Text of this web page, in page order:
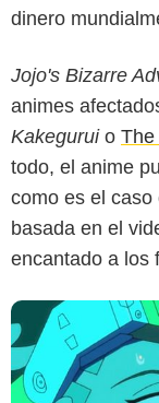
dinero
Jojo's Bizarre
animes
Kakeguruio The
todo, el anime
como es el caso
basada en el
encantado a los